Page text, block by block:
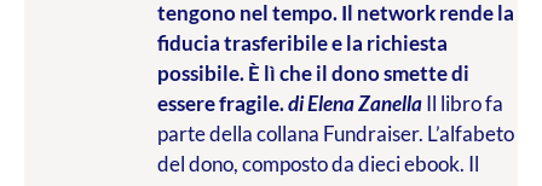
tengono nel tempo. Il network rende la
fiducia trasferibile e la richiesta
possibile. È lì che il dono smette di
essere fragile.di Elena ZanellaIl libro fa
parte della collana Fundraiser. L’alfabeto
del dono, composto da dieci ebook. Il